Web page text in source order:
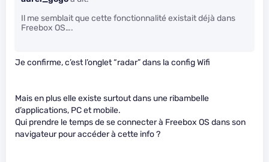
Il me semblait que cette fonctionnalité existait déjà dans
Freebox OS….
Je confirme, c’est l’onglet “radar” dans la config Wifi
Mais en plus elle existe surtout dans une ribambelle
d’applications, PC et mobile.
Qui prendre le temps de se connecter à Freebox OS dans son
navigateur pour accéder à cette info ?